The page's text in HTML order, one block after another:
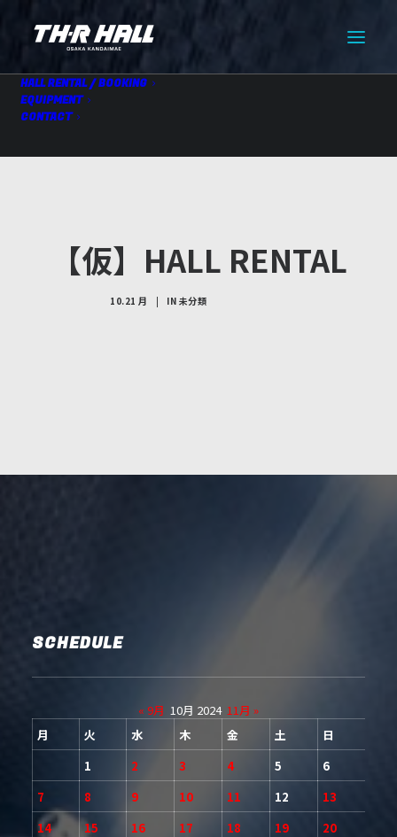
HALL RENTAL / BOOKING
EQUIPMENT
CONTACT
【仮】HALL RENTAL
10.21 月 | IN 未分類
SCHEDULE
« 9月 10月 2024 11月 »
月
火 水 木 金 土
日
1
2 3 4 5
6
7
8 9 10 11 12
13
14
15 16 17 18 19
20